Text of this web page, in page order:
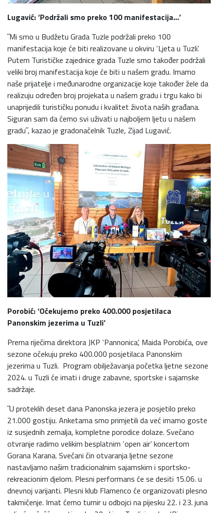
Lugavić: ‘Podržali smo preko 100 manifestacija…’
˝Mi smo u Budžetu Grada Tuzle podržali preko 100
manifestacija koje će biti realizovane u okviru ‘Ljeta u Tuzli’.
Putem Turističke zajednice grada Tuzle smo također podržali
veliki broj manifestacija koje će biti u našem gradu. Imamo
naše prijatelje i međunarodne organizacije koje također žele da
realizuju određen broj projekata u našem gradu i trgu kako bi
unaprijedili turističku ponudu i kvalitet života naših građana.
Siguran sam da ćemo svi uživati u najboljem ljetu u našem
gradu˝, kazao je gradonačelnik Tuzle, Zijad Lugavić.
Porobić: ‘Očekujemo preko 400.000 posjetilaca
Panonskim jezerima u Tuzli’
Prema riječima direktora JKP ‘Pannonica’, Maida Porobića, ove
sezone očekuju preko 400.000 posjetilaca Panonskim
jezerima u Tuzli. Program obilježavanja početka ljetne sezone
2024. u Tuzli će imati i druge zabavne, sportske i sajamske
sadržaje.
˝U proteklih deset dana Panonska jezera je posjetilo preko
21.000 gostiju. Anketama smo primjetili da već imamo goste
iz susjednih zemalja, kompletne porodice dolaze. Svečano
otvranje radimo velikim besplatnim ‘open air’ koncertom
Gorana Karana. Svečani čin otvaranja ljetne sezone
nastavljamo našim tradicionalnim sajamskim i sportsko-
rekreacionim djelom. Plesni performans će se desiti 15.06. u
dnevnoj varijanti. Plesni klub Flamenco će organizovati plesno
takmičenje. Imat ćemo turnir u odbojci na pijesku 22. i 23. juna